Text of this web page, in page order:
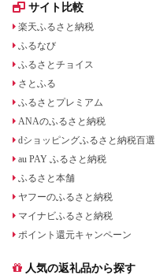
サイト比較
楽天ふるさと納税
ふるなび
ふるさとチョイス
さとふる
ふるさとプレミアム
ANAのふるさと納税
dショッピングふるさと納税百選
au PAY ふるさと納税
ふるさと本舗
ヤフーのふるさと納税
マイナビふるさと納税
ポイント還元キャンペーン
人気の返礼品から探す